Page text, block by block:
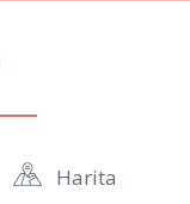
Harita